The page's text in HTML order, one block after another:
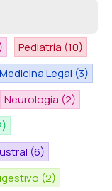
Pediatría (10)
Medicina Legal (3)
Neurología (2)
(6)
(2)